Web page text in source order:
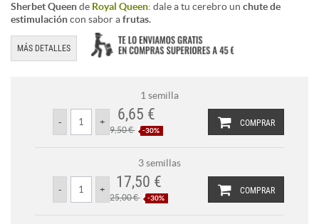
Sherbet Queende Royal Queen: dale a tu cerebro un chute de
estimulacióncon sabor afrutas.
MÁS DETALLES
1 semilla
COMPRAR
6,65 €
9,50 € -30%
3 semillas
COMPRAR
17,50 €
25,00 € -30%